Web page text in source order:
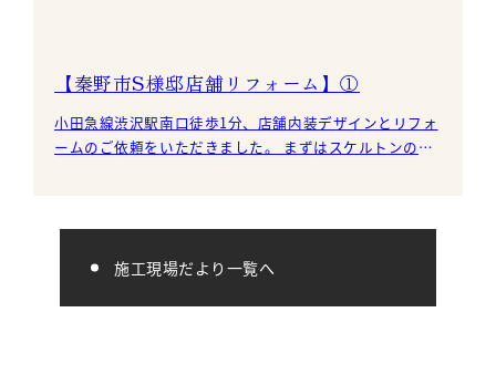
【秦野市S様邸店舗リフォーム】①
小田急線渋沢駅南口徒歩1分、店舗内装デザインとリフォ
ームのご依頼をいただきました。 まずはスケルトンの状
施工現場だより一覧へ